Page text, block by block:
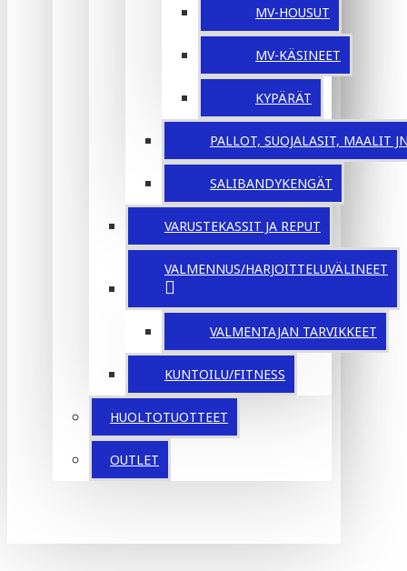
MV-HOUSUT
MV-KÄSINEET
KYPÄRÄT
PALLOT, SUOJALASIT, MAALIT
SALIBANDYKENGÄT
VARUSTEKASSIT JA REPUT
VALMENNUS/HARJOITTELUVÄLINEET
VALMENTAJAN TARVIKKEET
KUNTOILU/FITNESS
HUOLTOTUOTTEET
OUTLET